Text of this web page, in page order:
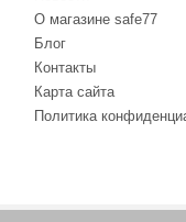
О магазине safe77
Блог
Контакты
Карта сайта
Политика